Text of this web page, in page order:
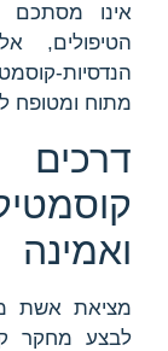
אינו
הטיפולים,
הנדסיות-
מתוח ומטופח
ואמינה
מציאת אשת
לבצע מחקר